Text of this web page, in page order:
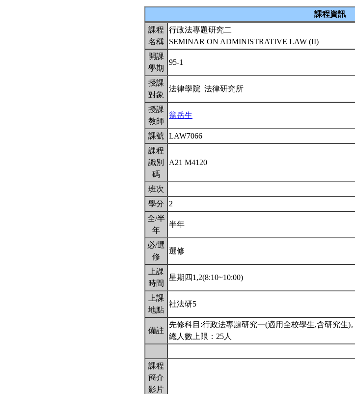
課程資訊
課程
名稱
行政法專題研究二
SEMINAR ON ADMINISTRATIVE LAW (II)
開課
學期
95-1
授課
對象
法律學院 法律研究所
授課
教師
翁岳生
課號
LAW7066
課程
識別
碼
A21 M4120
班次
學分
2
全/半
年
半年
必/選
修
選修
上課
時間
星期四1,2(8:10~10:00)
上課
地點
社法研5
備註
先修科目:行政法專題研究一(適用全校學生,含研究生)。
總人數上限：25人
課程
簡介
影片